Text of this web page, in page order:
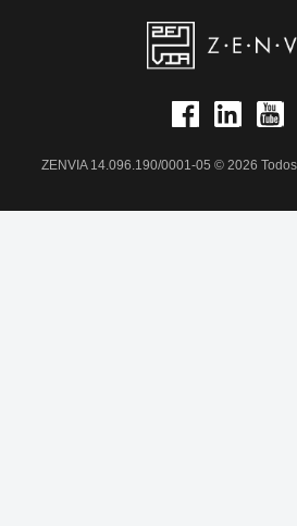
ZENVIA 14.096.190/0001-05 © 2026